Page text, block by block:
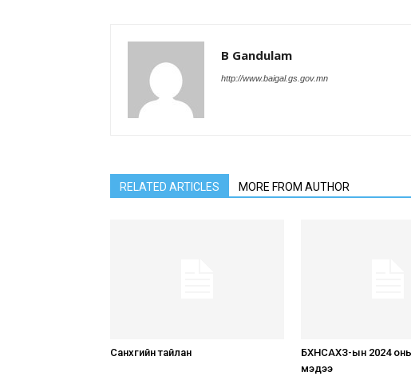
B Gandulam
http://www.baigal.gs.gov.mn
RELATED ARTICLES MORE FROM AUTHOR
Санхүүгийн тайлан
БХНСАХЗ-ын 2024
мэдээ